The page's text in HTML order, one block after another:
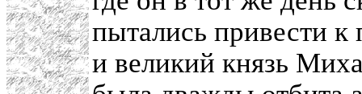
пытались привести
и великий князь